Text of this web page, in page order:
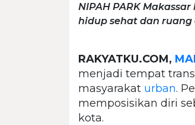
NIPAH PARK
hidup sehat dan
RAKYATKU.COM,
menjadi tempat
masyarakat urban.
memposisikan diri
kota.